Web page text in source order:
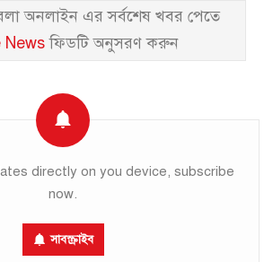
অনলাইন এর সর্বশেষ খবর পেতে
Newsফিডটি অনুসরণ করুন
directly on you device, subscribe
now.
সাবস্ক্রাইব